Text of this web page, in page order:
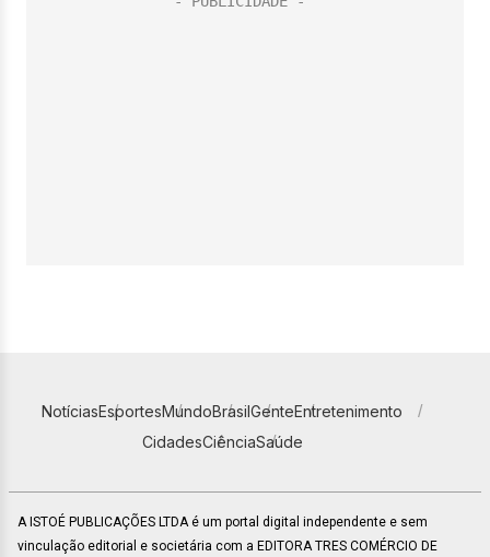
NotíciasEsportesMundoBrasilGenteEntretenimento
CidadesCiênciaSaúde
A ISTOÉ PUBLICAÇÕES LTDA é um portal digital independente e sem
vinculação editorial e societária com a EDITORA TRES COMÉRCIO DE